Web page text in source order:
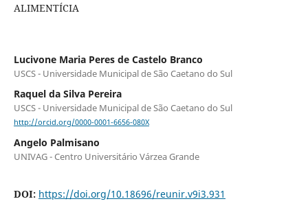
ALIMENTÍCIA
Lucivone Maria Peres de Castelo Branco
USCS - Universidade Municipal de São Caetano do Sul
Raquel da Silva Pereira
USCS - Universidade Municipal de São Caetano do Sul
http://orcid.org/0000-0001-6656-080X
Angelo Palmisano
UNIVAG - Centro Universitário Várzea Grande
DOI: https://doi.org/10.18696/reunir.v9i3.931